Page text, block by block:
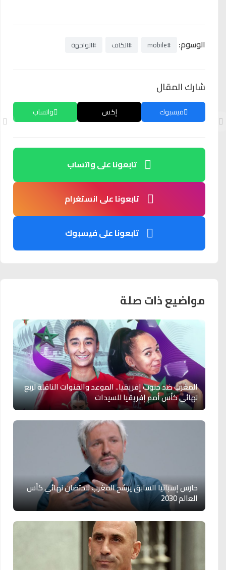
الوسوم: #mobile #الكاف #الواجهة
شارك المقال
فيسبوك إكس واتساب
تابعونا على واتساب
تابعونا على انستغرام
تابعونا على فيسبوك
مواضيع ذات صلة
المغرب ضد جنوب إفريقيا.. الموعد والقنوات الناقلة لربع
نهائي كأس أمم إفريقيا للسيدات
حارس إسبانيا السابق يرشح المغرب لاحتضان نهائي كأس
العالم 2030